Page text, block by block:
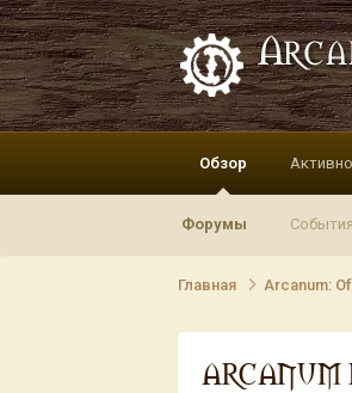
Обзор
Форумы События
Главная Arcanum:
ARCANUM